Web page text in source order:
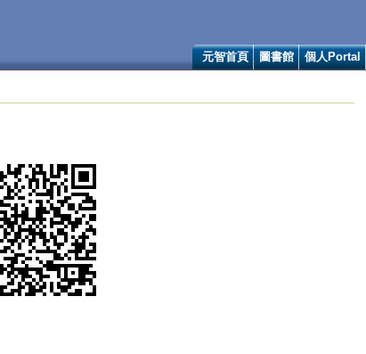
元智首頁 圖書館 個人Portal